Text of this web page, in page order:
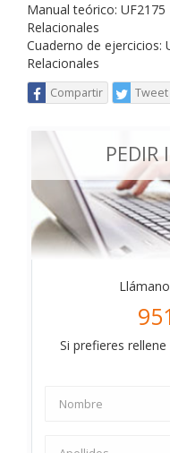
Manual teórico:
Relacionales
Cuaderno de ejercicios:
Relacionales
Compartir Tweet
PEDIR
Si prefieres